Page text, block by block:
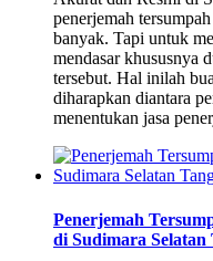
penerjemah
banyak. Tapi untuk
mendasar khususnya
tersebut. Hal inilah
diharapkan diantara
menentukan jasa
Penerjemah
di Sudimara Selatan